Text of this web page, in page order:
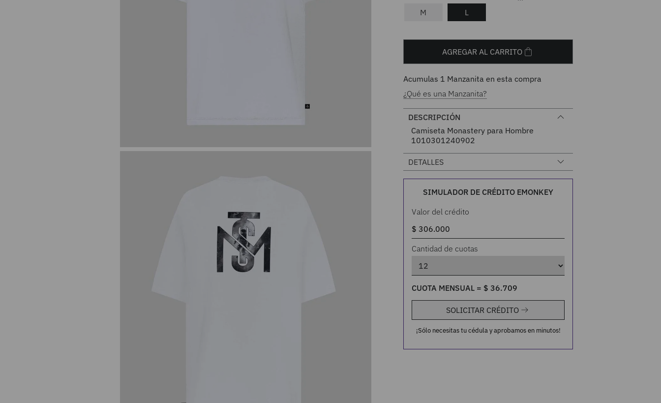
L
M
AGREGAR AL CARRITO
Acumulas 1 Manzanita en esta compra
¿Qué es una Manzanita?
DESCRIPCIÓN
Camiseta Monastery para Hombre
1010301240902
DETALLES
SIMULADOR DE CRÉDITO EMONKEY
Valor del crédito
Cantidad de cuotas
CUOTA MENSUAL = $ 36.709
SOLICITAR CRÉDITO
¡Sólo necesitas tu cédula y aprobamos en minutos!